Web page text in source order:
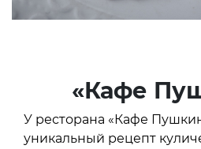
«Кафе
У ресторана «Кафе
уникальный рецепт